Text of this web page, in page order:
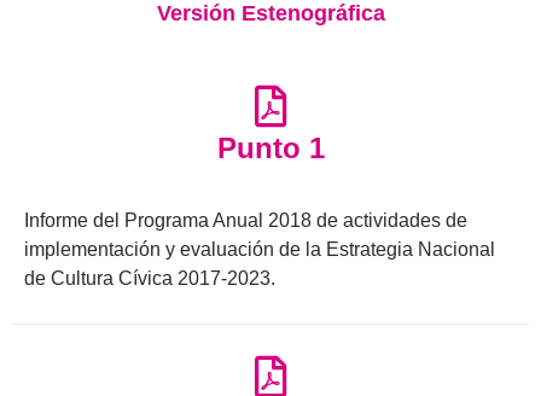
Versión Estenográfica
Punto 1
Informe del Programa Anual 2018 de actividades de
implementación y evaluación de la Estrategia Nacional
de Cultura Cívica 2017-2023.